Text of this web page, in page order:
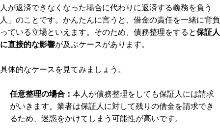
人が返済できなくなった場合に代わりに返済する義務を負う
人」のことです。かんたんに言うと、借金の責任を一緒に背負
っている立場といえます。そのため、債務整理をすると保証人
に直接的な影響が及ぶケースがあります。
具体的なケースを見てみましょう。
任意整理の場合： 本人が債務整理をしても保証人には請求
がいきます。業者は保証人に対して残りの借金を請求でき
るため、迷惑をかけてしまう可能性が高いです。